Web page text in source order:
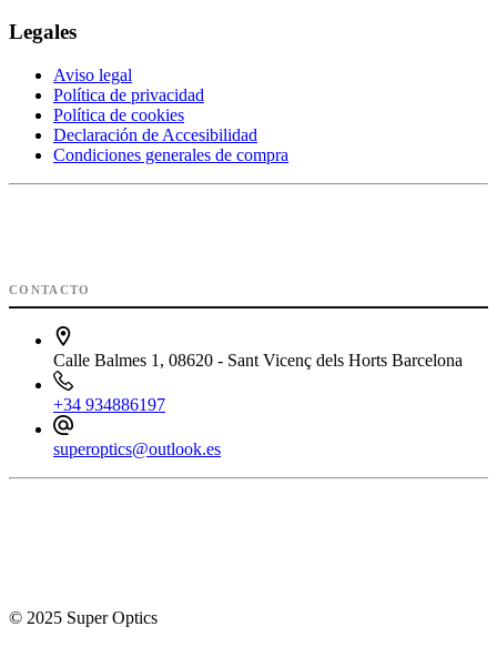
Legales
Aviso legal
Política de privacidad
Política de cookies
Declaración de Accesibilidad
Condiciones generales de compra
CONTACTO
Calle Balmes 1, 08620 - Sant Vicenç dels Horts Barcelona
+34 934886197
superoptics@outlook.es
© 2025 Super Optics